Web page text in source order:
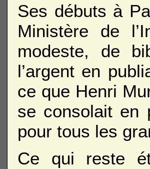
Ses débuts à
Ministère de
modeste, de
l’argent en
ce que Henri
se consolait en
pour tous les
Ce qui reste